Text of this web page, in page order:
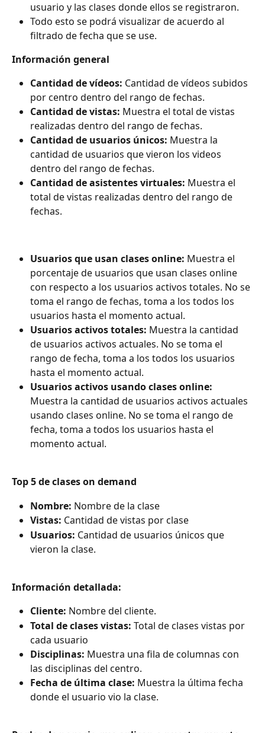
usuario y las clases donde ellos se registraron.
Todo esto se podrá visualizar de acuerdo al
filtrado de fecha que se use.
Información general
Cantidad de vídeos: Cantidad de vídeos subidos
por centro dentro del rango de fechas.
Cantidad de vistas: Muestra el total de vistas
realizadas dentro del rango de fechas.
Cantidad de usuarios únicos: Muestra la
cantidad de usuarios que vieron los videos
dentro del rango de fechas.
Cantidad de asistentes virtuales: Muestra el
total de vistas realizadas dentro del rango de
fechas.
Usuarios que usan clases online: Muestra el
porcentaje de usuarios que usan clases online
con respecto a los usuarios activos totales. No se
toma el rango de fechas, toma a los todos los
usuarios hasta el momento actual.
Usuarios activos totales: Muestra la cantidad
de usuarios activos actuales. No se toma el
rango de fecha, toma a los todos los usuarios
hasta el momento actual.
Usuarios activos usando clases online:
Muestra la cantidad de usuarios activos actuales
usando clases online. No se toma el rango de
fecha, toma a todos los usuarios hasta el
momento actual.
Top 5 de clases on demand
Nombre: Nombre de la clase
Vistas: Cantidad de vistas por clase
Usuarios: Cantidad de usuarios únicos que
vieron la clase.
Información detallada:
Cliente: Nombre del cliente.
Total de clases vistas: Total de clases vistas por
cada usuario
Disciplinas: Muestra una fila de columnas con
las disciplinas del centro.
Fecha de última clase: Muestra la última fecha
donde el usuario vio la clase.